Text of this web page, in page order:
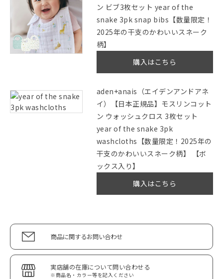
ン ビブ3枚セット year of the
snake 3pk snap bibs【数量限定！
2025年の干支のかわいいスネーク
柄】
購入はこちら
aden+anais（エイデンアンドアネ
イ）【日本正規品】モスリンコット
ン ウォッシュクロス 3枚セット
year of the snake 3pk
washcloths【数量限定！2025年の
干支のかわいいスネーク柄】 【ボ
ックス入り】
購入はこちら
商品に関するお問い合わせ
実店舗の在庫について問い合わせる
※商品名・カラー等を記入ください